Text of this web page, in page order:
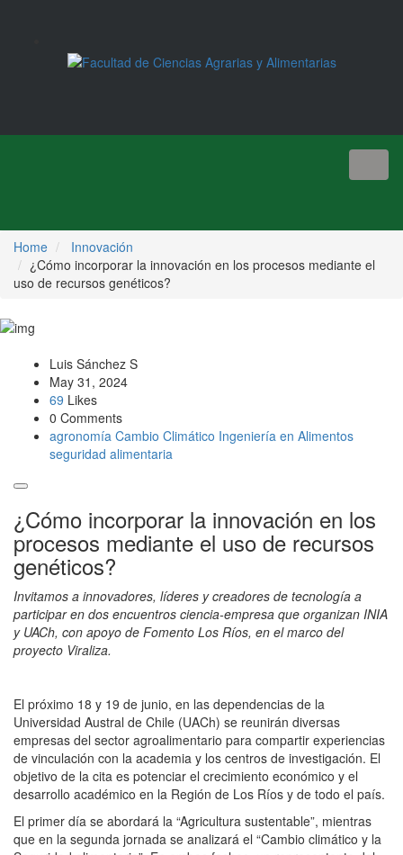
Home
Innovación
¿Cómo incorporar la innovación en los procesos mediante el
uso de recursos genéticos?
Luis Sánchez S
May 31, 2024
69 Likes
0 Comments
agronomía Cambio Climático Ingeniería en Alimentos
seguridad alimentaria
¿Cómo incorporar la innovación en los
procesos mediante el uso de recursos
genéticos?
Invitamos a innovadores, líderes y creadores de tecnología a
participar en dos encuentros ciencia-empresa que organizan INIA
y UACh, con apoyo de Fomento Los Ríos, en el marco del
proyecto Viraliza.
El próximo 18 y 19 de junio, en las dependencias de la
Universidad Austral de Chile (UACh) se reunirán diversas
empresas del sector agroalimentario para compartir experiencias
de vinculación con la academia y los centros de investigación. El
objetivo de la cita es potenciar el crecimiento económico y el
desarrollo académico en la Región de Los Ríos y de todo el país.
El primer día se abordará la “Agricultura sustentable”, mientras
que en la segunda jornada se analizará el “Cambio climático y la